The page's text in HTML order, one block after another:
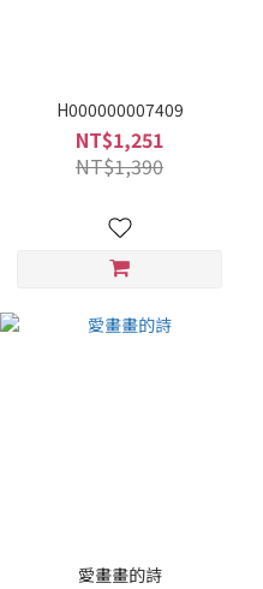
H000000007409
NT$1,251
NT$1,390
愛畫畫的詩